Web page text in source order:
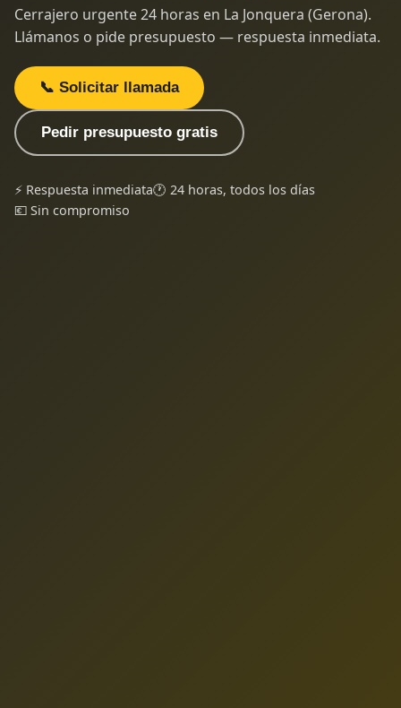
Cerrajero urgente 24 horas en La Jonquera (Gerona).
Llámanos o pide presupuesto — respuesta inmediata.
📞 Solicitar llamada
Pedir presupuesto gratis
⚡ Respuesta inmediata🕐 24 horas, todos los días
💶 Sin compromiso